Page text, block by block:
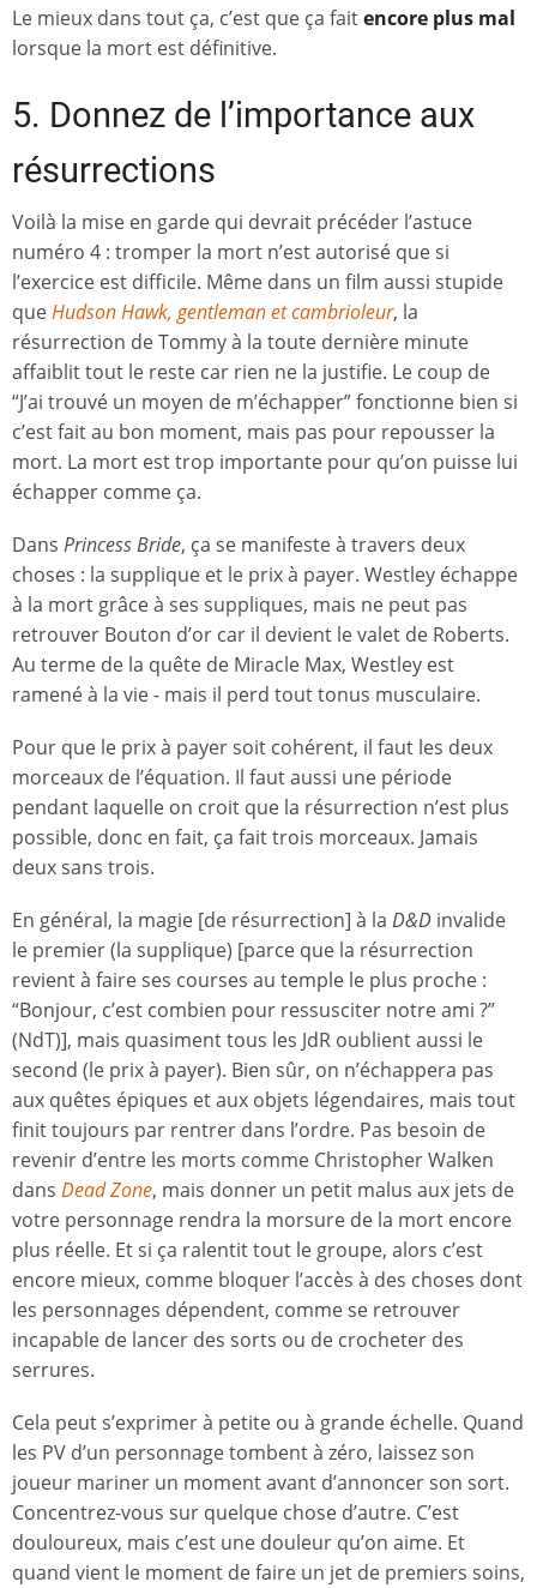
Le mieux dans tout ça, c’est que ça faitencore plus mal
lorsque la mort est définitive.
5. Donnez de l’importance aux
résurrections
Voilà la mise en garde qui devrait précéder l’astuce
numéro 4 : tromper la mort n’est autorisé que si
l’exercice est difficile. Même dans un film aussi stupide
queHudson Hawk, gentleman et cambrioleur, la
résurrection de Tommy à la toute dernière minute
affaiblit tout le reste car rien ne la justifie. Le coup de
“J’ai trouvé un moyen de m’échapper” fonctionne bien si
c’est fait au bon moment, mais pas pour repousser la
mort. La mort est trop importante pour qu’on puisse lui
échapper comme ça.
Dans Princess Bride, ça se manifeste à travers deux
choses : la supplique et le prix à payer. Westley échappe
à la mort grâce à ses suppliques, mais ne peut pas
retrouver Bouton d’or car il devient le valet de Roberts.
Au terme de la quête de Miracle Max, Westley est
ramené à la vie - mais il perd tout tonus musculaire.
Pour que le prix à payer soit cohérent, il faut les deux
morceaux de l’équation. Il faut aussi une période
pendant laquelle on croit que la résurrection n’est plus
possible, donc en fait, ça fait trois morceaux. Jamais
deux sans trois.
En général, la magie [de résurrection] à la D&D invalide
le premier (la supplique) [parce que la résurrection
revient à faire ses courses au temple le plus proche :
“Bonjour, c’est combien pour ressusciter notre ami ?”
(NdT)], mais quasiment tous les JdR oublient aussi le
second (le prix à payer). Bien sûr, on n’échappera pas
aux quêtes épiques et aux objets légendaires, mais tout
finit toujours par rentrer dans l’ordre. Pas besoin de
revenir d’entre les morts comme Christopher Walken
dans Dead Zone, mais donner un petit malus aux jets de
votre personnage rendra la morsure de la mort encore
plus réelle. Et si ça ralentit tout le groupe, alors c’est
encore mieux, comme bloquer l’accès à des choses dont
les personnages dépendent, comme se retrouver
incapable de lancer des sorts ou de crocheter des
serrures.
Cela peut s’exprimer à petite ou à grande échelle. Quand
les PV d’un personnage tombent à zéro, laissez son
joueur mariner un moment avant d’annoncer son sort.
Concentrez-vous sur quelque chose d’autre. C’est
douloureux, mais c’est une douleur qu’on aime. Et
quand vient le moment de faire un jet de premiers soins,